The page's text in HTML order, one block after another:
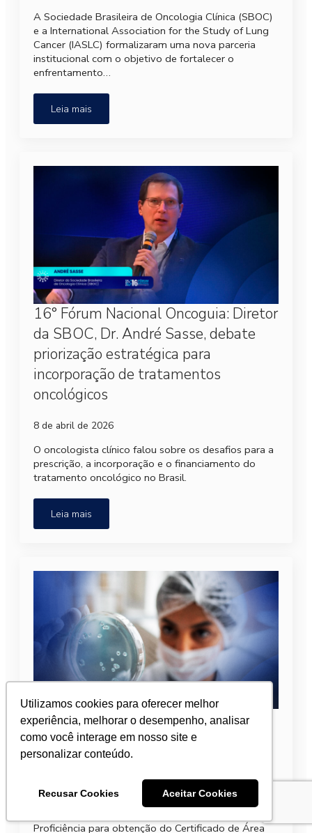
Utilizamos cookies para oferecer melhor
experiência, melhorar o desempenho, analisar
como você interage em nosso site e
personalizar conteúdo.
Recusar Cookies Aceitar Cookies
A Sociedade Brasileira de Oncologia Clínica (SBOC)
e a International Association for the Study of Lung
Cancer (IASLC) formalizaram uma nova parceria
institucional com o objetivo de fortalecer o
enfrentamento…
Leia mais
16° Fórum Nacional Oncoguia: Diretor
da SBOC, Dr. André Sasse, debate
priorização estratégica para
incorporação de tratamentos
oncológicos
8 de abril de 2026
O oncologista clínico falou sobre os desafios para a
prescrição, a incorporação e o financiamento do
tratamento oncológico no Brasil.
Leia mais
Abertas as inscrições para o Exame
de Proficiência em Oncogenética
2026
6 de abril de 2026
Proficiência para obtenção do Certificado de Área